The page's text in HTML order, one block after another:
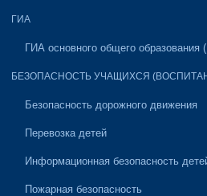
ГИА
ГИА основного общего образования
БЕЗОПАСНОСТЬ УЧАЩИХСЯ
Безопасность дорожного движения
Перевозка детей
Информационная безопасность
Пожарная безопасность